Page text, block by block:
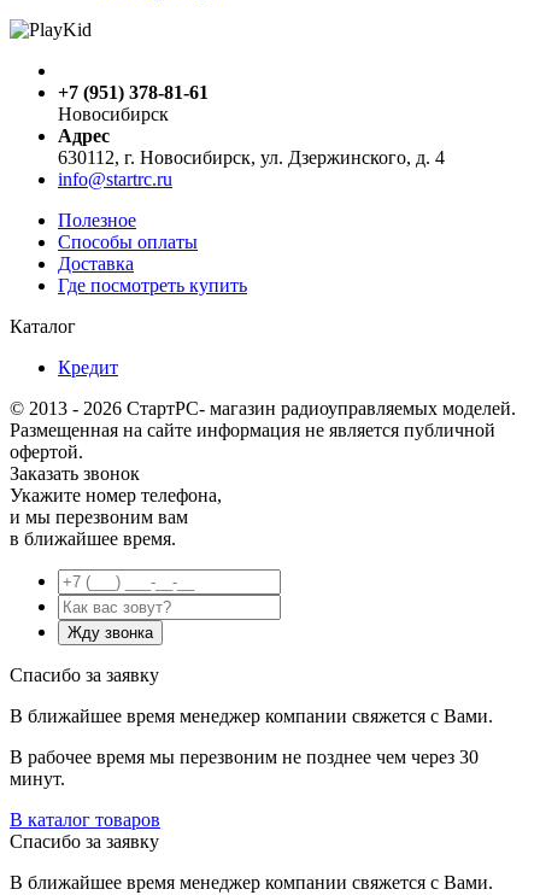
+7 (951) 378-81-61
Новосибирск
Адрес
630112, г. Новосибирск, ул. Дзержинского, д. 4
info@startrc.ru
Полезное
Способы оплаты
Доставка
Где посмотреть купить
Каталог
Кредит
© 2013 - 2026 СтартРС- магазин радиоуправляемых моделей.
Размещенная на сайте информация не является публичной
офертой.
Заказать звонок
Укажите номер телефона,
и мы перезвоним вам
в ближайшее время.
Спасибо за заявку
В ближайшее время менеджер компании свяжется с Вами.
В рабочее время мы перезвоним не позднее чем через 30
минут.
В каталог товаров
Спасибо за заявку
В ближайшее время менеджер компании свяжется с Вами.